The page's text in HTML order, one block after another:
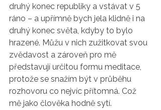
druhý konec republiky a vstávat v 5
ráno – a upřímně bych jela klidně i na
druhý konec světa, kdyby to bylo
hrazené. Můžu v nich zužitkovat svou
zvědavost a zároveň pro mě
představují určitou formu meditace,
protože se snažím být v průběhu
rozhovoru co nejvíc přítomná. Což
mě jako člověka hodně sytí.